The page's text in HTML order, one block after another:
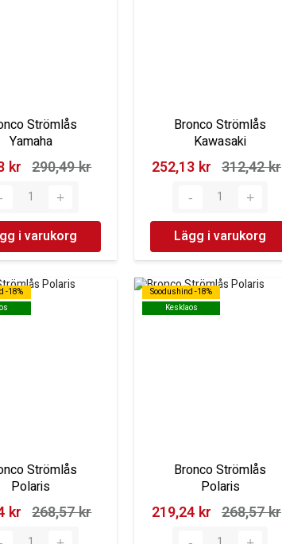
Strömlås
Yamaha
kr‎ 290,49 kr‎
i varukorg
Bronco Strömlås
Kawasaki
252,13 kr‎ 312,42 kr‎
Lägg i varukorg
-18%
-18%
Strömlås
Polaris
kr‎ 268,57 kr‎
Soodushind -18%
Kesklaos
Soodushind -18%
Kesklaos
Bronco Strömlås
Polaris
219,24 kr‎ 268,57 kr‎